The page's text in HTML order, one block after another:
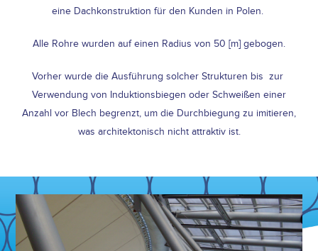
eine Dachkonstruktion für den Kunden in Polen.
Alle Rohre wurden auf einen Radius von 50 [m] gebogen.
Vorher wurde die Ausführung solcher Strukturen bis zur
Verwendung von Induktionsbiegen oder Schweißen einer
Anzahl vor Blech begrenzt, um die Durchbiegung zu imitieren,
was architektonisch nicht attraktiv ist.